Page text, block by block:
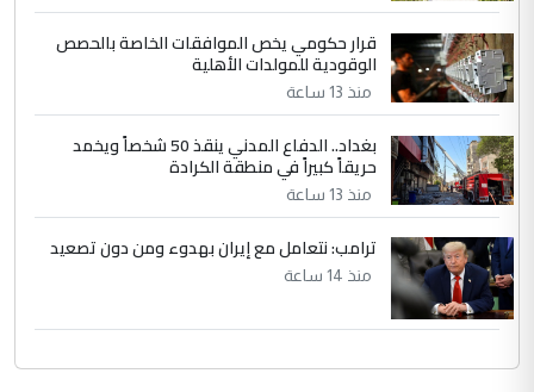
قرار حكومي يخص الموافقات الخاصة بالحصص
الوقودية للمولدات الأهلية
منذ 13 ساعة
بغداد.. الدفاع المدني ينقذ 50 شخصاً ويخمد
حريقاً كبيراً في منطقة الكرادة
منذ 13 ساعة
ترامب: نتعامل مع إيران بهدوء ومن دون تصعيد
منذ 14 ساعة